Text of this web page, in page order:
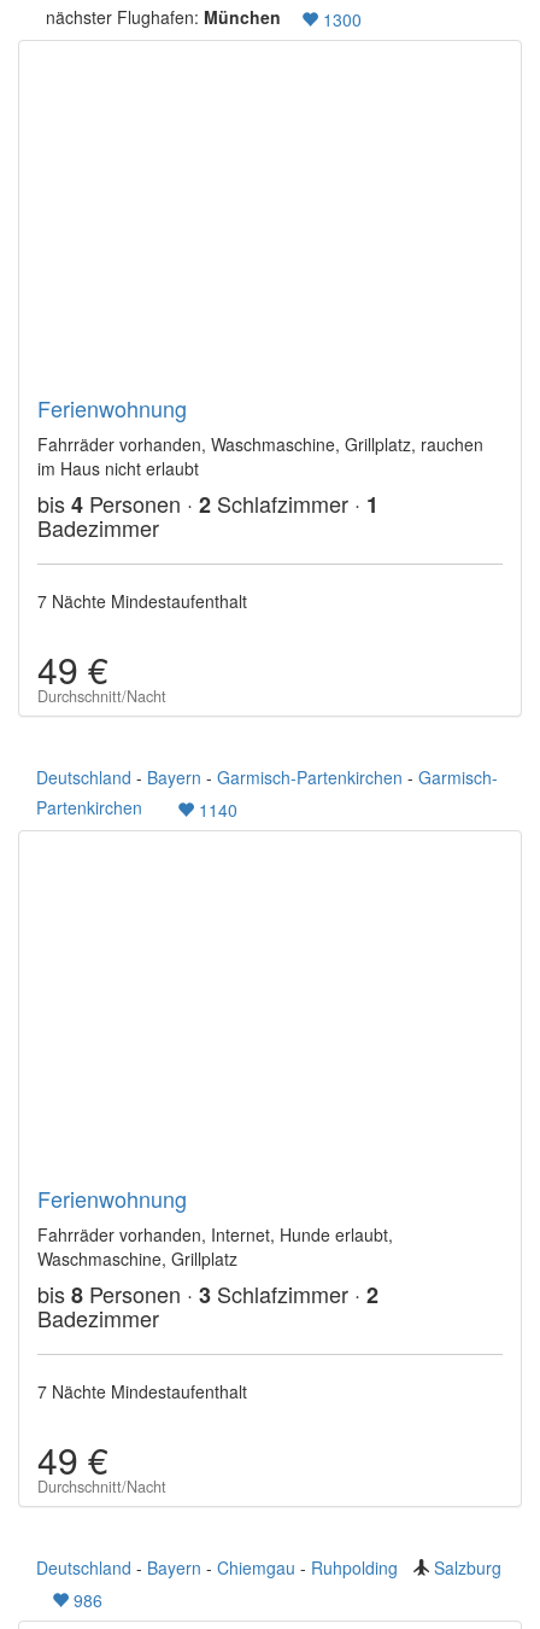
nächster Flughafen: München 1300
Ferienwohnung
Fahrräder vorhanden, Waschmaschine, Grillplatz, rauchen
im Haus nicht erlaubt
bis4 Personen · 2 Schlafzimmer · 1
Badezimmer
7 Nächte Mindestaufenthalt
49 €
Durchschnitt/Nacht
Deutschland - Bayern - Garmisch-Partenkirchen - Garmisch-
Partenkirchen
1140
Ferienwohnung
Fahrräder vorhanden, Internet, Hunde erlaubt,
Waschmaschine, Grillplatz
bis8 Personen · 3 Schlafzimmer · 2
Badezimmer
7 Nächte Mindestaufenthalt
49 €
Durchschnitt/Nacht
Deutschland - Bayern - Chiemgau - Ruhpolding
Salzburg
986